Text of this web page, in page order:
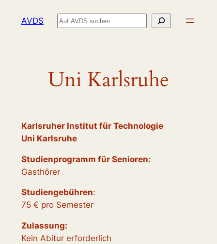
InhaltAVDS Suchen
Uni Karlsruhe
Karlsruher Institut für Technologie
Uni Karlsruhe
Studienprogramm für Senioren:
Gasthörer
Studiengebühren:
75 € pro Semester
Zulassung:
Kein Abitur erforderlich